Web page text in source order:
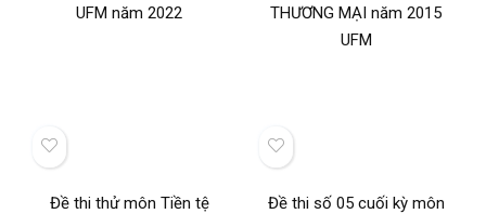
UFM năm 2022
THƯƠNG MẠI năm 2015
UFM
Đề thi thử môn Tiền tệ
Đề thi số 05 cuối kỳ môn